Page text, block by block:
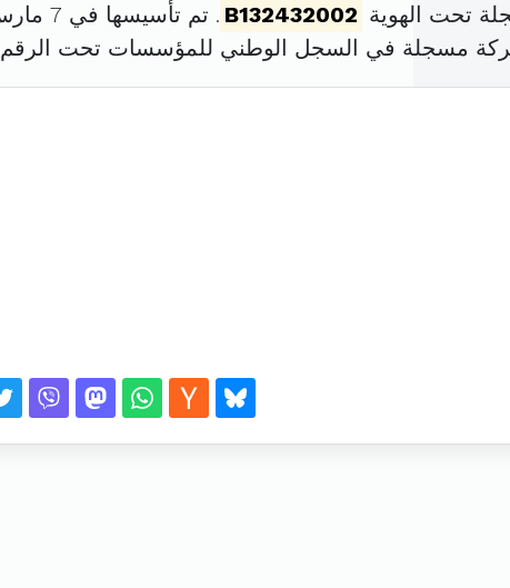
تحت الهوية B132432002 . تم تأسيسها في 7 مارس 2002 برأس مال قدره
مسجلة في السجل الوطني للمؤسسات تحت الرقم